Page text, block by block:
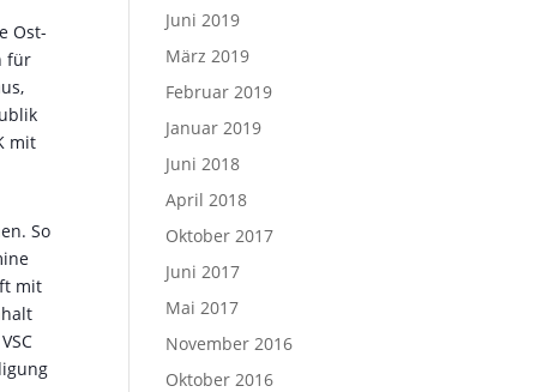
Ost-
für
mit
So
mit
Juni 2019
März 2019
Februar 2019
Januar 2019
Juni 2018
April 2018
Oktober 2017
Juni 2017
Mai 2017
November 2016
Oktober 2016